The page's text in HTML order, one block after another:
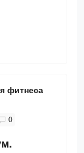
фитнеса
0